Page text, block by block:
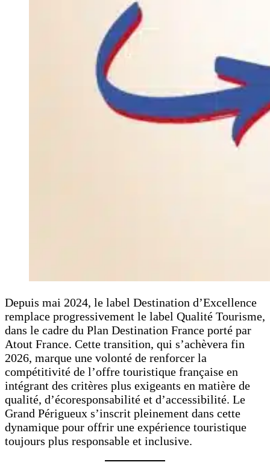
Depuis mai 2024, le label Destination d’Excellence
remplace progressivement le label Qualité Tourisme,
dans le cadre du Plan Destination France porté par
Atout France. Cette transition, qui s’achèvera fin
2026, marque une volonté de renforcer la
compétitivité de l’offre touristique française en
intégrant des critères plus exigeants en matière de
qualité, d’écoresponsabilité et d’accessibilité. Le
Grand Périgueux s’inscrit pleinement dans cette
dynamique pour offrir une expérience touristique
toujours plus responsable et inclusive.